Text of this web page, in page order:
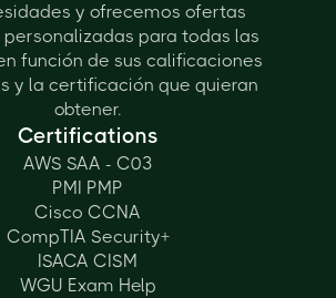
y ofrecemos ofertas
personalizadas para todas las
función de sus calificaciones
y la certificación que quieran
obtener.
Certifications
AWS SAA - C03
PMI PMP
Cisco CCNA
CompTIA Security+
ISACA CISM
WGU Exam Help